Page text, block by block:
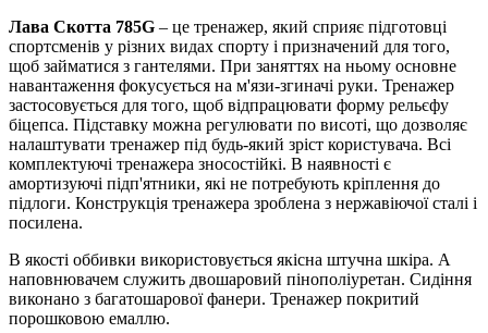
Лава Скотта 785G – це тренажер, який сприяє підготовці
спортсменів у різних видах спорту і призначений для того,
щоб займатися з гантелями. При заняттях на ньому основне
навантаження фокусується на м'язи-згиначі руки. Тренажер
застосовується для того, щоб відпрацювати форму рельєфу
біцепса. Підставку можна регулювати по висоті, що дозволяє
налаштувати тренажер під будь-який зріст користувача. Всі
комплектуючі тренажера зносостійкі. В наявності є
амортизуючі підп'ятники, які не потребують кріплення до
підлоги. Конструкція тренажера зроблена з нержавіючої сталі і
посилена.
В якості оббивки використовується якісна штучна шкіра. А
наповнювачем служить двошаровий пінополіуретан. Сидіння
виконано з багатошарової фанери. Тренажер покритий
порошковою емаллю.